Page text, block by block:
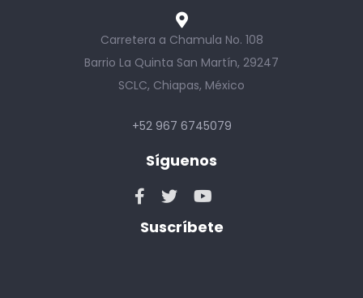
Carretera a Chamula No. 108
Barrio La Quinta San Martín, 29247
SCLC, Chiapas, México
+52 967 6745079
Síguenos
Suscríbete